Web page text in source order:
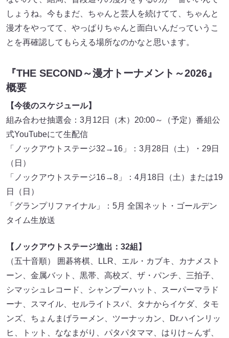
しょうね。今もまだ、ちゃんと芸人を続けてて、ちゃんと
漫才をやってて、やっぱりちゃんと面白いんだっていうこ
とを再確認してもらえる場所なのかなと思います。
『THE SECOND～漫才トーナメント～2026』
概要
【今後のスケジュール】
組み合わせ抽選会：3月12日（木）20:00～（予定）番組公
式YouTubeにて生配信
「ノックアウトステージ32→16」：3月28日（土）・29日
（日）
「ノックアウトステージ16→8」：4月18日（土）または19
日（日）
「グランプリファイナル」：5月 全国ネット・ゴールデン
タイム生放送
【ノックアウトステージ進出：32組】
（五十音順） 囲碁将棋、LLR、エル・カブキ、カナメスト
ーン、金属バット、黒帯、高校ズ、ザ・パンチ、三拍子、
シマッシュレコード、シャンプーハット、スーパーマラド
ーナ、スマイル、セルライトスパ、タナからイケダ、タモ
ンズ、ちょんまげラーメン、ツーナッカン、Dr.ハインリッ
ヒ、トット、ななまがり、パタパタママ、はりけ～んず、